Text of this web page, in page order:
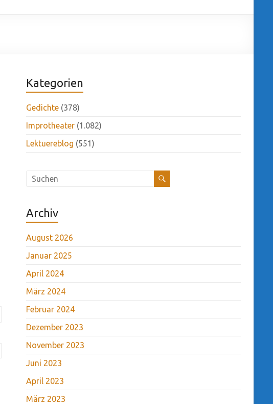
Kategorien
Gedichte (378)
Improtheater (1.082)
Lektuereblog (551)
Archiv
August 2026
Januar 2025
April 2024
März 2024
Februar 2024
Dezember 2023
November 2023
Juni 2023
April 2023
März 2023